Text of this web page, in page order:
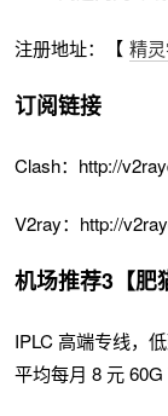
注册地址：【 精
订阅链接
Clash：http://
V2ray：http://
机场推荐3【肥
IPLC 高端专线，
平均每月 8 元